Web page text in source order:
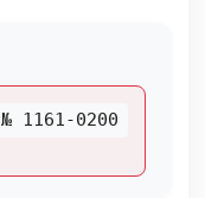
№ 1161-0200